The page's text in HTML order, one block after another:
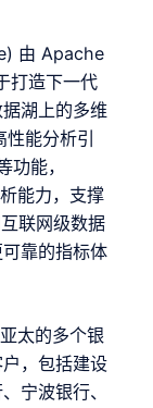
由 Apache
打造下一代
湖上的多维
能分析引
能，
能力，支撑
联网级数据
靠的指标体
太的多个银
，包括建设
宁波银行、